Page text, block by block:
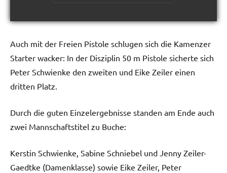
Auch mit der Freien Pistole schlugen sich die Kamenzer
Starter wacker: In der Disziplin 50 m Pistole sicherte sich
Peter Schwienke den zweiten und Eike Zeiler einen
dritten Platz.
Durch die guten Einzelergebnisse standen am Ende auch
zwei Mannschaftstitel zu Buche:
Kerstin Schwienke, Sabine Schniebel und Jenny Zeiler-
Gaedtke (Damenklasse) sowie Eike Zeiler, Peter